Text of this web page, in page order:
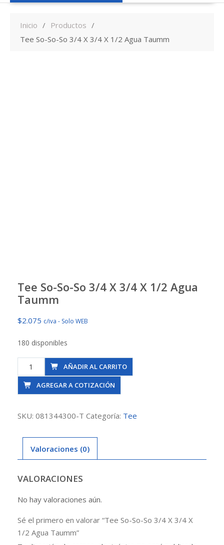
Inicio
Productos
Tee So-So-So 3/4 X 3/4 X 1/2 Agua Taumm
Tee So-So-So 3/4 X 3/4 X 1/2 Agua
Taumm
$2.075 c/iva - Solo WEB
180 disponibles
Tee
So-
So-
3/4
3/4
Agua
cantidad
AÑADIR AL CARRITO
AGREGAR A COTIZACIÓN
SKU: 081344300-T Categoría: Tee
Valoraciones (0)
VALORACIONES
No hay valoraciones aún.
Sé el primero en valorar “Tee So-So-So 3/4 X 3/4 X
1/2 Agua Taumm”